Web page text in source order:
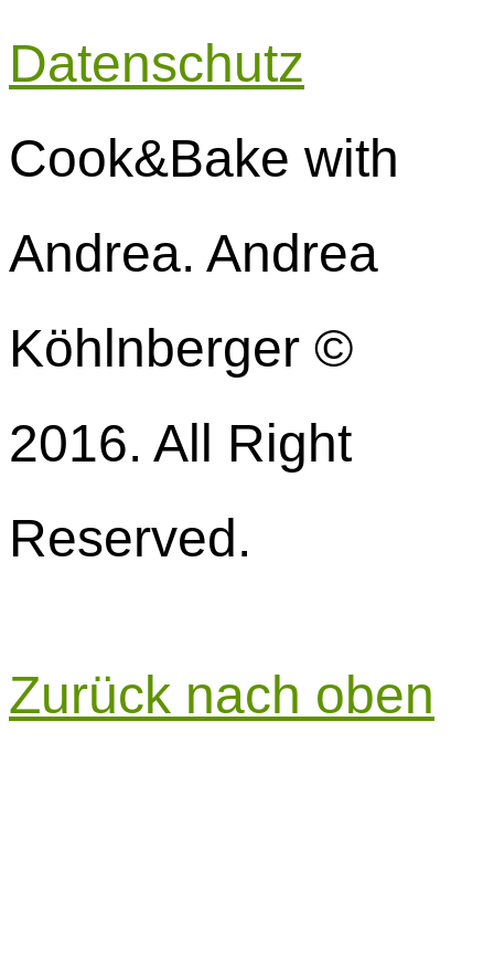
Datenschutz
Cook&Bake with
Andrea. Andrea
Köhlnberger ©
2016. All Right
Reserved.
Zurück nach oben